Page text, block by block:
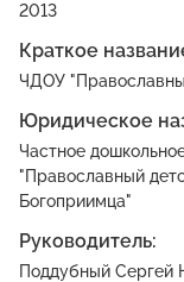
2013
Краткое
ЧДОУ
Юридическое
Частное
"Православный
Богоприимца"
Руководитель:
Поддубный Сергей